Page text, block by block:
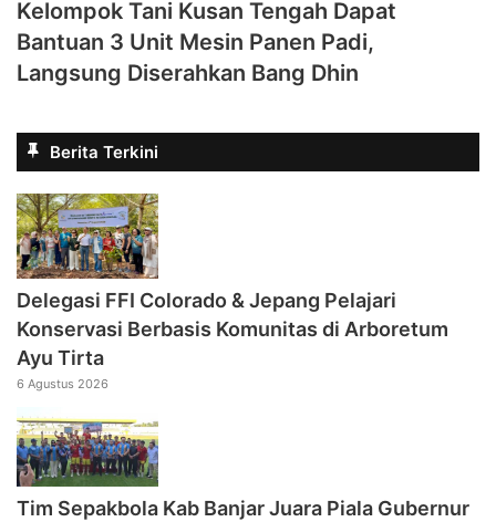
Kelompok Tani Kusan Tengah Dapat
Bantuan 3 Unit Mesin Panen Padi,
Langsung Diserahkan Bang Dhin
Berita Terkini
Delegasi FFI Colorado & Jepang Pelajari
Konservasi Berbasis Komunitas di Arboretum
Ayu Tirta
6 Agustus 2026
Tim Sepakbola Kab Banjar Juara Piala Gubernur